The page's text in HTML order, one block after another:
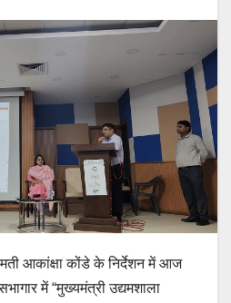
आकांक्षा कोंडे के निर्देशन में आज
में “मुख्यमंत्री उद्यमशाला